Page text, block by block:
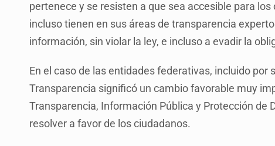
pertenece y se resisten a que sea accesible para
incluso tienen en sus áreas de transparencia
información, sin violar la ley, e incluso a evadir la
En el caso de las entidades federativas, incluido
Transparencia significó un cambio favorable muy
Transparencia, Información Pública y Protección de
resolver a favor de los ciudadanos.